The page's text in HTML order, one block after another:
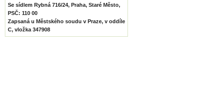
Se sídlem Rybná 716/24, Praha, Staré Město,
PSČ: 110 00
Zapsaná u Městského soudu v Praze, v oddíle
C, vložka 347908